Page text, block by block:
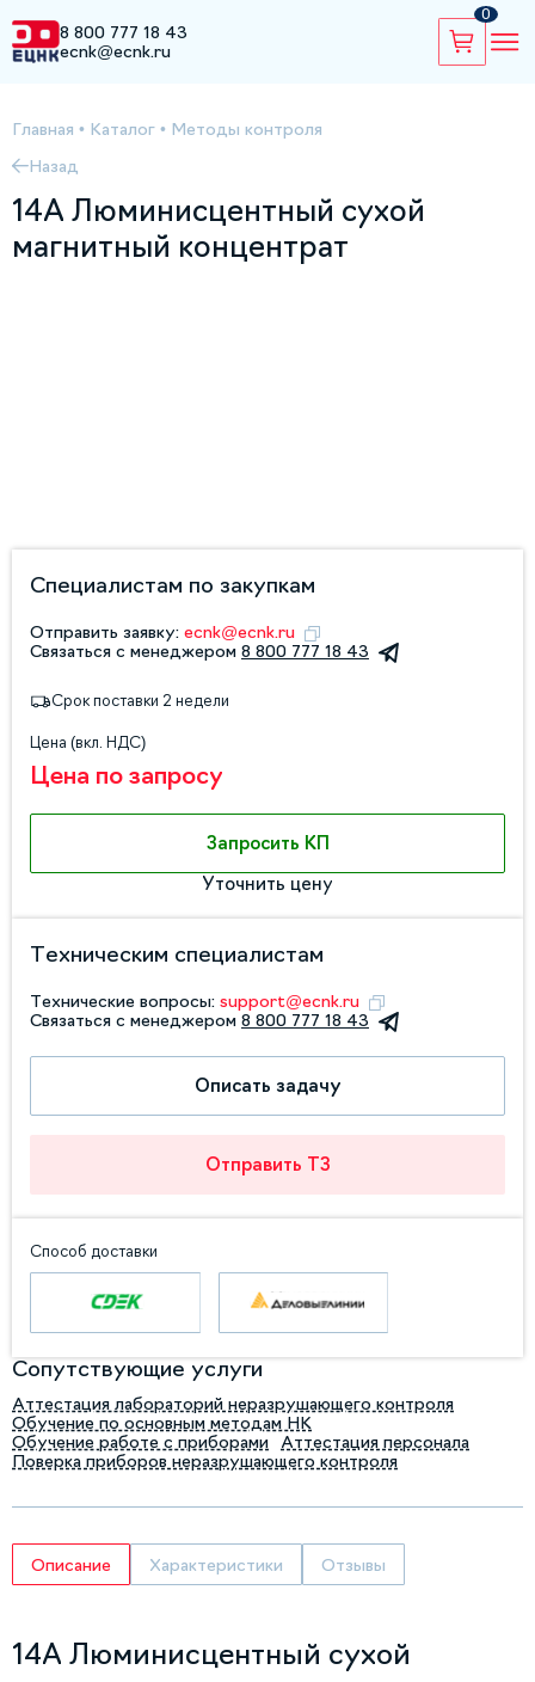
8 800 777 18 43
ecnk@ecnk.ru
0
Главная • Каталог • Методы контроля
Назад
14A Люминисцентный сухой
магнитный концентрат
Специалистам по закупкам
Отправить заявку: ecnk@ecnk.ru
Связаться с менеджером 8 800 777 18 43
Срок поставки 2 недели
Цена (вкл. НДС)
Цена по запросу
Запросить КП
Уточнить цену
Техническим специалистам
Технические вопросы: support@ecnk.ru
Связаться с менеджером 8 800 777 18 43
Описать задачу
Отправить ТЗ
Способ доставки
Сопутствующие услуги
Аттестация лабораторий неразрушающего контроля
Обучение по основным методам НК
Обучение работе с приборами
Аттестация персонала
Поверка приборов неразрушающего контроля
Описание Характеристики Отзывы
14A Люминисцентный сухой